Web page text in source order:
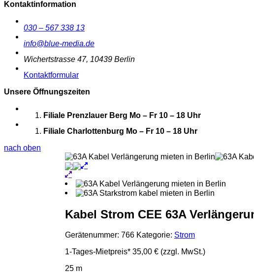
Kontaktinformation
030 – 567 338 13
info@blue-media.de
Wichertstrasse 47, 10439 Berlin
Kontaktformular
Unsere Öffnungszeiten
Filiale Prenzlauer Berg Mo – Fr 10 – 18 Uhr
Filiale Charlottenburg Mo – Fr 10 – 18 Uhr
nach oben
Kabel Strom CEE 63A
Gerätenummer: 766 Kategorie: Strom
1-Tages-Mietpreis* 35,00 € (zzgl. MwSt.)
25 m